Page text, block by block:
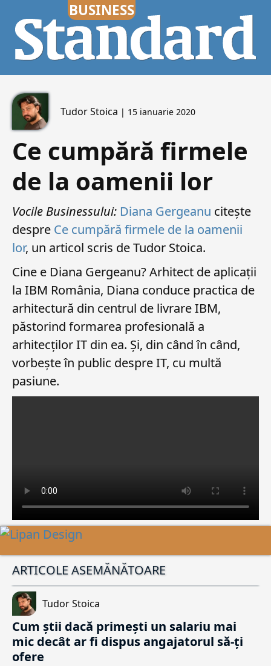
Tudor Stoica | 15 ianuarie 2020
Ce cumpără firmele
de la oamenii lor
Vocile Businessului: Diana Gergeanu citește
despre Ce cumpără firmele de la oamenii
lor, un articol scris de Tudor Stoica.
Cine e Diana Gergeanu? Arhitect de aplicații
la IBM România, Diana conduce practica de
arhitectură din centrul de livrare IBM,
păstorind formarea profesională a
arhitecților IT din ea. Și, din când în când,
vorbește în public despre IT, cu multă
pasiune.
ARTICOLE ASEMĂNĂTOARE
Tudor Stoica
Cum știi dacă primești un salariu mai
mic decât ar fi dispus angajatorul să-ți
ofere